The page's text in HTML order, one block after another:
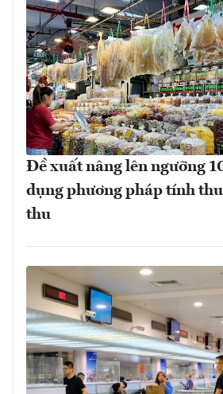
Đề xuất nâng lên ngưỡng
dụng phương pháp tính
thu